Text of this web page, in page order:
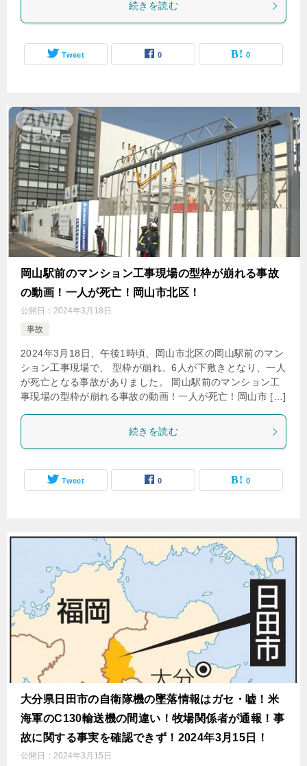
続きを読む
Tweet 0 0
岡山駅前のマンション工事現場の型枠が崩れる事故
の動画！一人が死亡！岡山市北区！
公開日： 2024年3月18日
事故
2024年3月18日、午後1時頃、岡山市北区の岡山駅前のマン
ション工事現場で、 型枠が崩れ、6人が下敷きとなり、一人
が死亡となる事故がありました。 岡山駅前のマンション工
事現場の型枠が崩れる事故の動画！一人が死亡！岡山市 […]
続きを読む
Tweet 0 0
大分県日田市の自衛隊機の墜落情報はガセ・嘘！米
海軍のC130輸送機の間違い！牧場関係者が通報！事
故に関する事実を確認できず！2024年3月15日！
公開日： 2024年3月15日